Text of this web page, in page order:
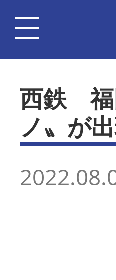
西鉄 福
ノ〟が